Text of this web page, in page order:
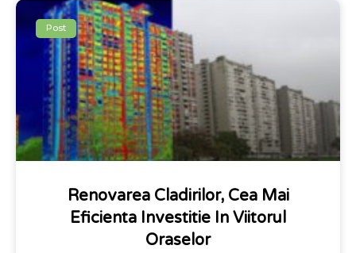
Post
Renovarea Cladirilor, Cea Mai
Eficienta Investitie In Viitorul
Oraselor